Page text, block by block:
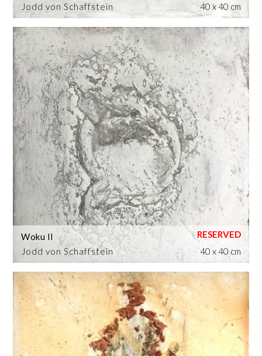
Jodd von Schaffstein
40 x 40 cm
Jodd von Schaffstein
Woku II
40 x 40 cm